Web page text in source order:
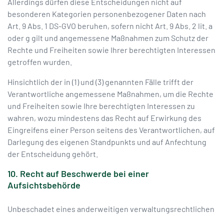
besonderen Kategorien personenbezogener Daten nach
Art. 9 Abs. 1 DS-GVO beruhen, sofern nicht Art. 9 Abs. 2 lit. a
oder g gilt und angemessene Maßnahmen zum Schutz der
Rechte und Freiheiten sowie Ihrer berechtigten Interessen
getroffen wurden.
Hinsichtlich der in (1) und (3) genannten Fälle trifft der
Verantwortliche angemessene Maßnahmen, um die Rechte
und Freiheiten sowie Ihre berechtigten Interessen zu
wahren, wozu mindestens das Recht auf Erwirkung des
Eingreifens einer Person seitens des Verantwortlichen, auf
Darlegung des eigenen Standpunkts und auf Anfechtung
der Entscheidung gehört.
10. Recht auf Beschwerde bei einer
Aufsichtsbehörde
Unbeschadet eines anderweitigen verwaltungsrechtlichen